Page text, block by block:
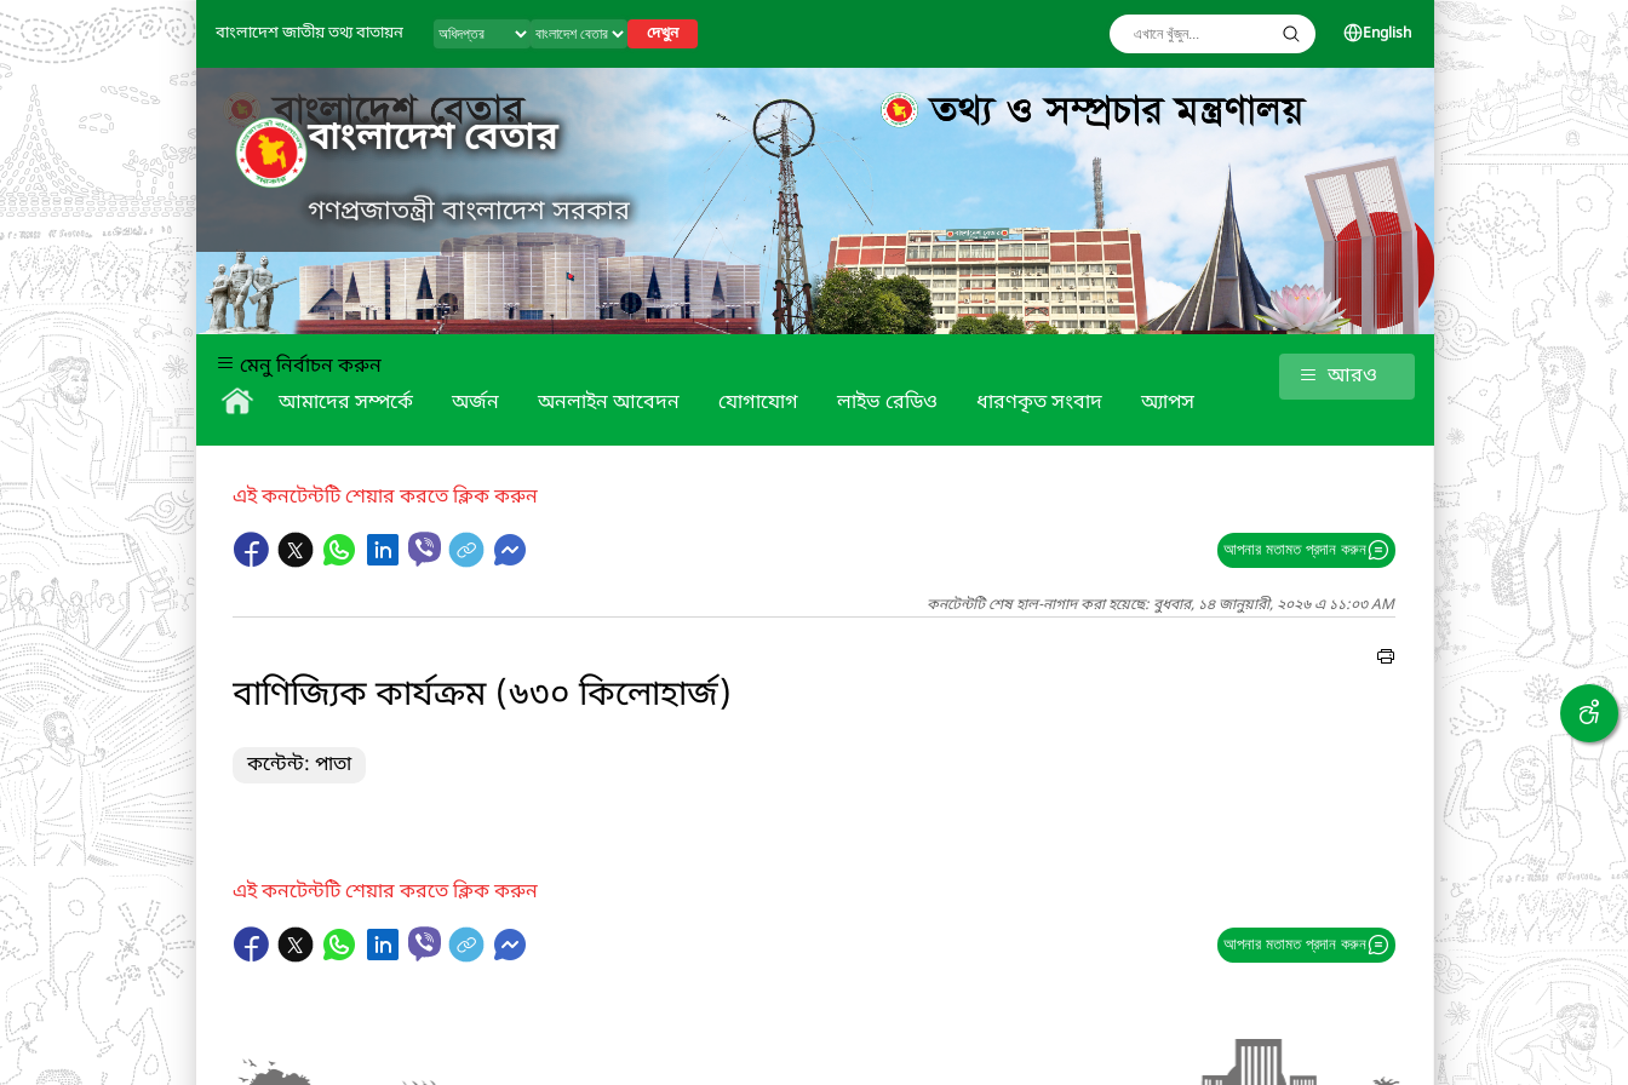
বাংলাদেশ জাতীয় তথ্য বাতায়ন দেখুন English
বাংলাদেশ বেতার
গণপ্রজাতন্ত্রী বাংলাদেশ সরকার
মেনু নির্বাচন করুন
আমাদের সম্পর্কে
অর্জন অনলাইন আবেদন যোগাযোগ লাইভ রেডিও ধারণকৃত সংবাদ অ্যাপস
আরও
এই কনটেন্টটি শেয়ার করতে ক্লিক করুন
আপনার মতামত প্রদান করুন
কনটেন্টটি শেষ হাল-নাগাদ করা হয়েছে: বুধবার, ১৪ জানুয়ারী, ২০২৬ এ ১১:০৩ AM
বাণিজ্যিক কার্যক্রম (৬৩০ কিলোহার্জ)
কন্টেন্ট: পাতা
এই কনটেন্টটি শেয়ার করতে ক্লিক করুন
আপনার মতামত প্রদান করুন